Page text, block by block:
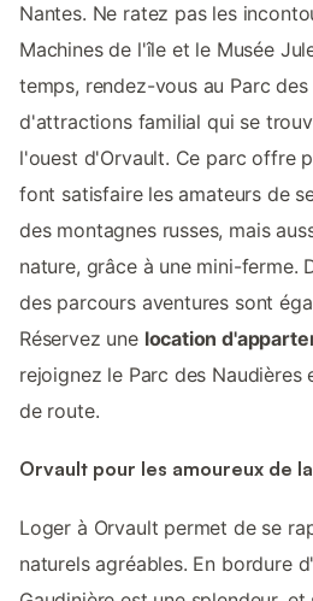
Nantes. Ne ratez pas les
Machines de l'île et le Musée
temps, rendez-vous au Parc
d'attractions familial qui se
l'ouest d'Orvault. Ce parc offre
font satisfaire les amateurs de
des montagnes russes, mais
nature, grâce à une mini-ferme.
des parcours aventures sont
Réservez une location
rejoignez le Parc des Naudières
de route.
Orvault pour les amoureux de
Loger à Orvault permet de se
naturels agréables. En bordure